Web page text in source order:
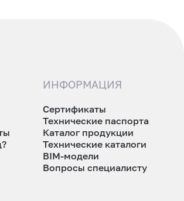
ИНФОРМАЦИЯ
Сертификаты
Технические паспорта
Каталог продукции
Технические каталоги
BIM-модели
Вопросы специалисту